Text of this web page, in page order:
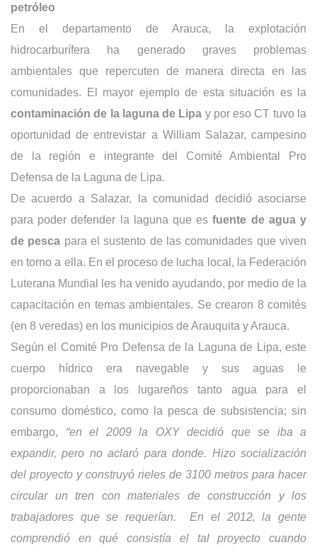
petróleo
En el departamento de Arauca, la explotación
hidrocarburífera ha generado graves problemas
ambientales que repercuten de manera directa en las
comunidades. El mayor ejemplo de esta situación es la
contaminación de la laguna de Lipa y por eso CT tuvo la
oportunidad de entrevistar a William Salazar, campesino
de la región e integrante del Comité Ambiental Pro
Defensa de la Laguna de Lipa.
De acuerdo a Salazar, la comunidad decidió asociarse
para poder defender la laguna que esfuente de agua y
de pesca para el sustento de las comunidades que viven
en torno a ella. En el proceso de lucha local, la Federación
Luterana Mundial les ha venido ayudando, por medio de la
capacitación en temas ambientales. Se crearon 8 comités
(en 8 veredas) en los municipios de Arauquita y Arauca.
Según el Comité Pro Defensa de la Laguna de Lipa, este
cuerpo hídrico era navegable y sus aguas le
proporcionaban a los lugareños tanto agua para el
consumo doméstico, como la pesca de subsistencia; sin
embargo, “en el 2009 la OXY decidió que se iba a
expandir, pero no aclaró para donde. Hizo socialización
del proyecto y construyó rieles de 3100 metros para hacer
circular un tren con materiales de construcción y los
trabajadores que se requerían. En el 2012, la gente
comprendió en qué consistía el tal proyecto cuando